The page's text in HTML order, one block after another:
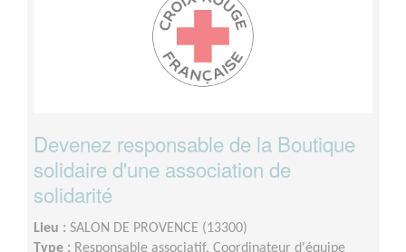
Devenez responsable de la Boutique
solidaire d'une association de
solidarité
Lieu : SALON DE PROVENCE (13300)
Type : Responsable associatif, Coordinateur d'équipe